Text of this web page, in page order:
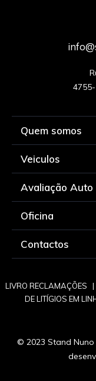
Quem somos
Veiculos
Avaliação Auto
Oficina
Contactos
LIVRO RECLAMAÇÕES |
DE LITÍGIOS EM
© 2023 Stand Nuno